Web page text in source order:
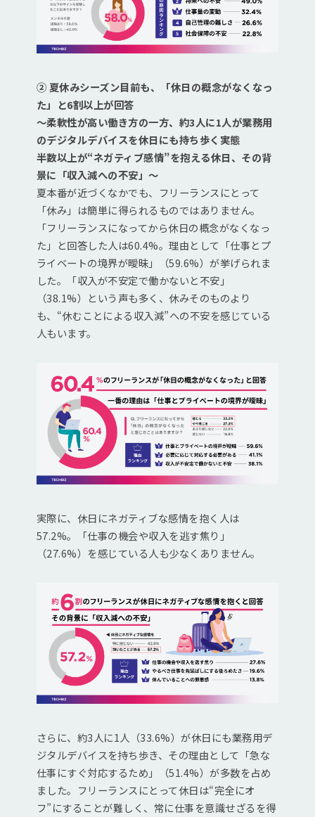
② 夏休みシーズン目前も、「休日の概念がなくなっ
た」と6割以上が回答
～柔軟性が高い働き方の一方、約3人に1人が業務用
のデジタルデバイスを休日にも持ち歩く実態
半数以上が“ネガティブ感情”を抱える休日、その背
景に「収入減への不安」～
夏本番が近づくなかでも、フリーランスにとって
「休み」は簡単に得られるものではありません。
「フリーランスになってから休日の概念がなくなっ
た」と回答した人は60.4%。理由として「仕事とプ
ライベートの境界が曖昧」（59.6%）が挙げられま
した。「収入が不安定で働かないと不安」
（38.1%）という声も多く、休みそのものより
も、“休むことによる収入減”への不安を感じている
人もいます。
実際に、休日にネガティブな感情を抱く人は
57.2%。「仕事の機会や収入を逃す焦り」
（27.6%）を感じている人も少なくありません。
さらに、約3人に1人（33.6%）が休日にも業務用デ
ジタルデバイスを持ち歩き、その理由として「急な
仕事にすぐ対応するため」（51.4%）が多数を占め
ました。フリーランスにとって休日は“完全にオ
フ”にすることが難しく、常に仕事を意識せざるを得